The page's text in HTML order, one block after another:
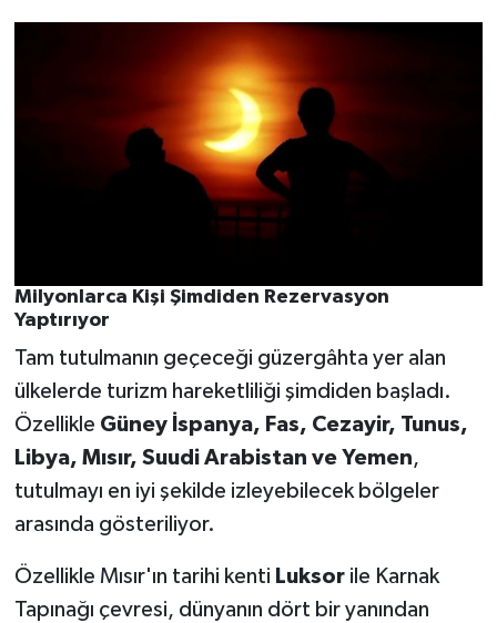
Milyonlarca Kişi Şimdiden Rezervasyon
Yaptırıyor
Tam tutulmanın geçeceği güzergâhta yer alan
ülkelerde turizm hareketliliği şimdiden başladı.
Özellikle Güney İspanya, Fas, Cezayir, Tunus,
Libya, Mısır, Suudi Arabistan ve Yemen,
tutulmayı en iyi şekilde izleyebilecek bölgeler
arasında gösteriliyor.
Özellikle Mısır'ın tarihi kenti Luksorile Karnak
Tapınağı çevresi, dünyanın dört bir yanından